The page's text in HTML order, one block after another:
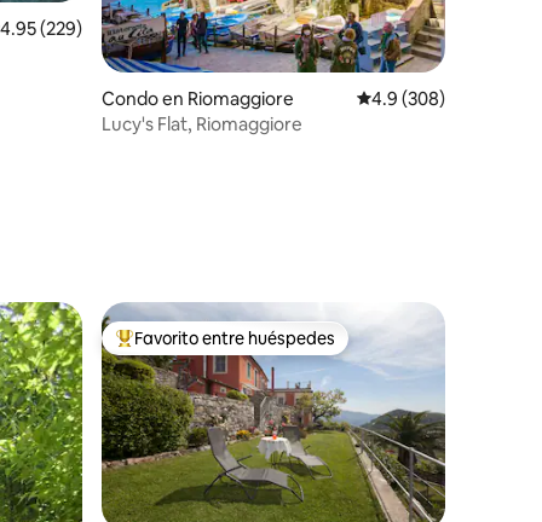
promedio: 4.95 de 5, 229 reseñas
4.95 (229)
Condo en Riomaggiore Calificación
4.9 (308)
Lucy's Flat, Riomaggiore
Favorito entre huéspedes preferido
Favorito entre huéspedes